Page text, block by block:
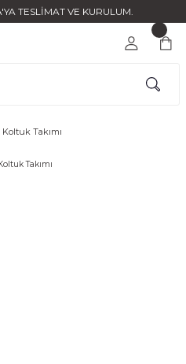
TESLİMAT VE KURULUM.
Koltuk Takımı